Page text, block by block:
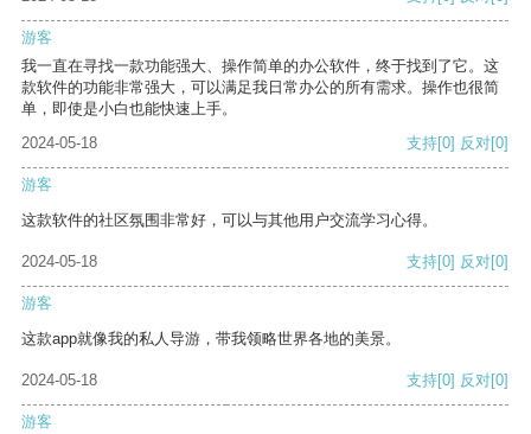
游客
我一直在寻找一款功能强大、操作简单的办公软件，终于找到了它。这
款软件的功能非常强大，可以满足我日常办公的所有需求。操作也很简
单，即使是小白也能快速上手。
2024-05-18
支持[0] 反对[0]
游客
这款软件的社区氛围非常好，可以与其他用户交流学习心得。
2024-05-18 支持[0] 反对[0]
游客
这款app就像我的私人导游，带我领略世界各地的美景。
2024-05-18 支持[0] 反对[0]
游客